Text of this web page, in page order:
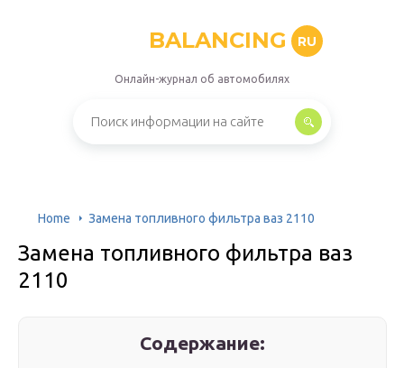
BALANCING RU
Онлайн-журнал об автомобилях
Home Замена топливного фильтра ваз 2110
Замена топливного фильтра ваз
2110
Содержание: